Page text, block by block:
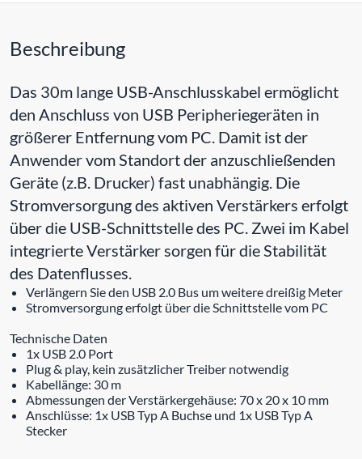
Beschreibung
Das 30m lange USB-Anschlusskabel ermöglicht
den Anschluss von USB Peripheriegeräten in
größerer Entfernung vom PC. Damit ist der
Anwender vom Standort der anzuschließenden
Geräte (z.B. Drucker) fast unabhängig. Die
Stromversorgung des aktiven Verstärkers erfolgt
über die USB-Schnittstelle des PC. Zwei im Kabel
integrierte Verstärker sorgen für die Stabilität
des Datenflusses.
Verlängern Sie den USB 2.0 Bus um weitere dreißig Meter
Stromversorgung erfolgt über die Schnittstelle vom PC
Technische Daten
1x USB 2.0 Port
Plug & play, kein zusätzlicher Treiber notwendig
Kabellänge: 30 m
Abmessungen der Verstärkergehäuse: 70 x 20 x 10 mm
Anschlüsse: 1x USB Typ A Buchse und 1x USB Typ A
Stecker